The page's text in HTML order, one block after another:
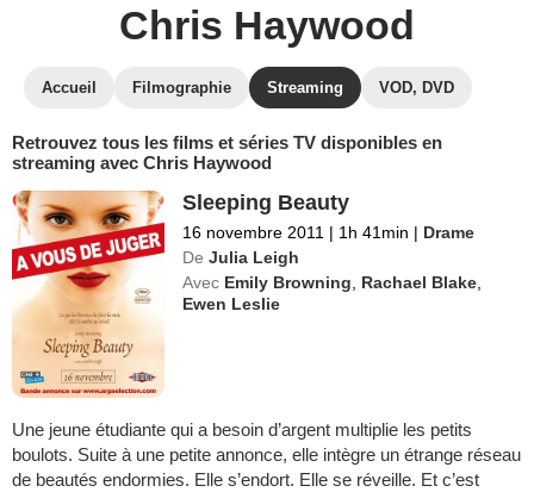
Chris Haywood
Accueil Filmographie Streaming VOD, DVD
Retrouvez tous les films et séries TV disponibles en
streaming avec Chris Haywood
Sleeping Beauty
16 novembre 2011 | 1h 41min | Drame
De Julia Leigh
Avec Emily Browning Rachael Blake
Ewen Leslie
Une jeune étudiante qui a besoin d’argent multiplie les petits
boulots. Suite à une petite annonce, elle intègre un étrange réseau
de beautés endormies. Elle s’endort. Elle se réveille. Et c’est